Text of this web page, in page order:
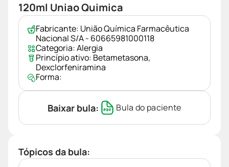
120ml Uniao Quimica
Fabricante: União Química Farmacêutica
Nacional S/A - 60665981000118
Categoria:Alergia
Princípio ativo: Betametasona,
Dexclorfeniramina
Forma:
Baixar bula: Bula do paciente
Tópicos da bula: